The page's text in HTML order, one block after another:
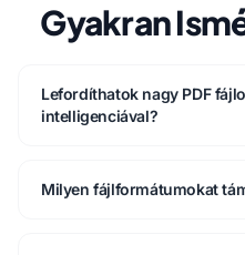
Gyakran
Lefordíthatok nagy PDF
intelligenciával?
Milyen fájlformátumokat